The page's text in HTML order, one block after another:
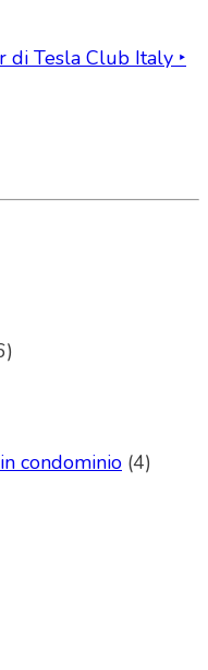
di Tesla Club Italy ‣
condominio (4)